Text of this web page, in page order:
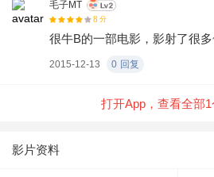
园》的原班人马。尽管是木偶，导演
性格特征：乔来自内布拉斯加州立大
天生的领导人才；莎拉毕业于伯克利
在普林斯顿大学主修心理学，专门研
在指挥官鲍茨伍德的带领下，为“世界
毛子MT
8 分
很牛B的一部电影，影射了很
2015-12-13 0 回复
打开App，查看全部1
影片资料